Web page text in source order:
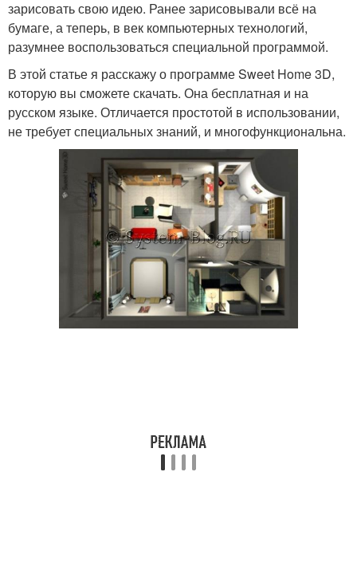
зарисовать свою идею. Ранее зарисовывали всё на
бумаге, а теперь, в век компьютерных технологий,
разумнее воспользоваться специальной программой.
В этой статье я расскажу о программе Sweet Home 3D,
которую вы сможете скачать. Она бесплатная и на
русском языке. Отличается простотой в использовании,
не требует специальных знаний, и многофункциональна.